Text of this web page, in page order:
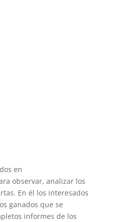
en
observar, analizar los
En él los interesados
ganados que se
informes de los